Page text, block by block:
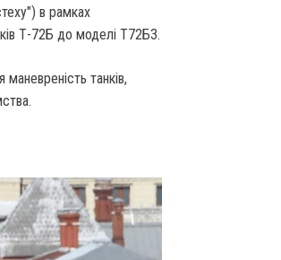
в рамках
Т-72Б до моделі Т72Б3.
танків,